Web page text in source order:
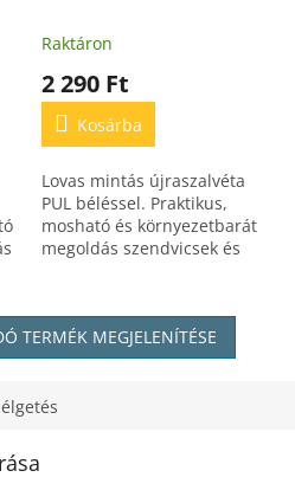
Raktáron
2 290 Ft
Kosárba
Lovas mintás újraszalvéta
PUL béléssel. Praktikus,
mosható és környezetbarát
megoldás szendvicsek és
és OEKO-TEX minősítéssel...
TERMÉK MEGJELENÍTÉSE